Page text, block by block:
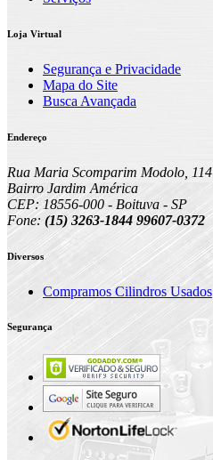
Loja Virtual
Segurança e Privacidade
Mapa do Site
Busca Avançada
Endereço
Rua Maria Scomparim Modolo, 114
Bairro Jardim América
CEP: 18556-000 - Boituva - SP
Fone: (15) 3263-1844 99607-0372
Diversos
Compramos Cilindros Usados
Segurança